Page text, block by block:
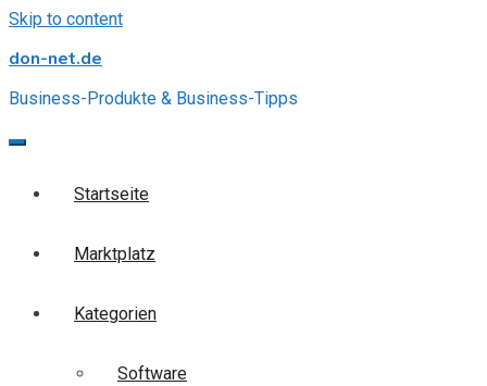
Skip to content
don-net.de
Business-Produkte & Business-Tipps
Startseite
Marktplatz
Kategorien
Software